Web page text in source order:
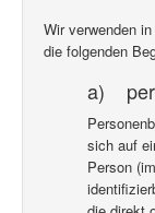
Wir verwenden
die folgenden
a)
sich auf
Person